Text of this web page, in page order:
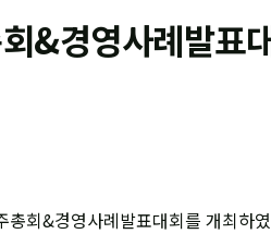
&경영사례발표
회&경영사례발표대회를 개최하